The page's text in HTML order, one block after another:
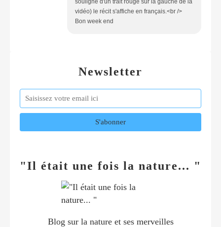
vidéo) le récit s'affiche en français.<br />
Bon week end
Newsletter
"Il était une fois la nature... "
Blog sur la nature et ses merveilles